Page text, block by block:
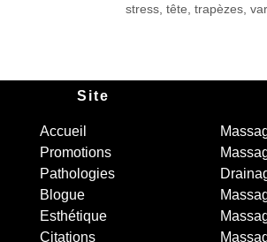
stress, tête, trapèzes,
Site
Accueil
Promotions
Pathologies
Blogue
Esthétique
Citations